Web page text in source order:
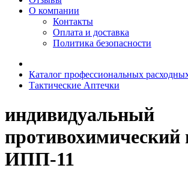
О компании
Контакты
Оплата и доставка
Политика безопасности
Каталог профессиональных
Тактические Аптечки
индивидуальный
противохимический
ИПП-11